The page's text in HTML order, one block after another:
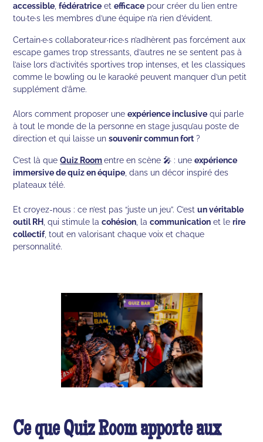
accessible ,fédératrice etefficace pour créer du lien entre
tou·te·s les membres d’une équipe n’a rien d’évident.
Certain·e·s collaborateur·rice·s n’adhèrent pas forcément aux
escape games trop stressants, d’autres ne se sentent pas à
l’aise lors d’activités sportives trop intenses, et les classiques
comme le bowling ou le karaoké peuvent manquer d’un petit
supplément d’âme.
Alors comment proposer uneexpérience inclusive qui parle
à tout le monde de la personne en stage jusqu’au poste de
direction et qui laisse unsouvenir commun fort ?
C’est là queQuiz Roomentre en scène 🎤 : uneexpérience
immersive de quiz en équipe , dans un décor inspiré des
plateaux télé.
Et croyez-nous : ce n’est pas “juste un jeu”. C’estun véritable
outil RH , qui stimule lacohésion , lacommunication et lerire
collectif, tout en valorisant chaque voix et chaque
personnalité.
Ce que Quiz Room apporte aux